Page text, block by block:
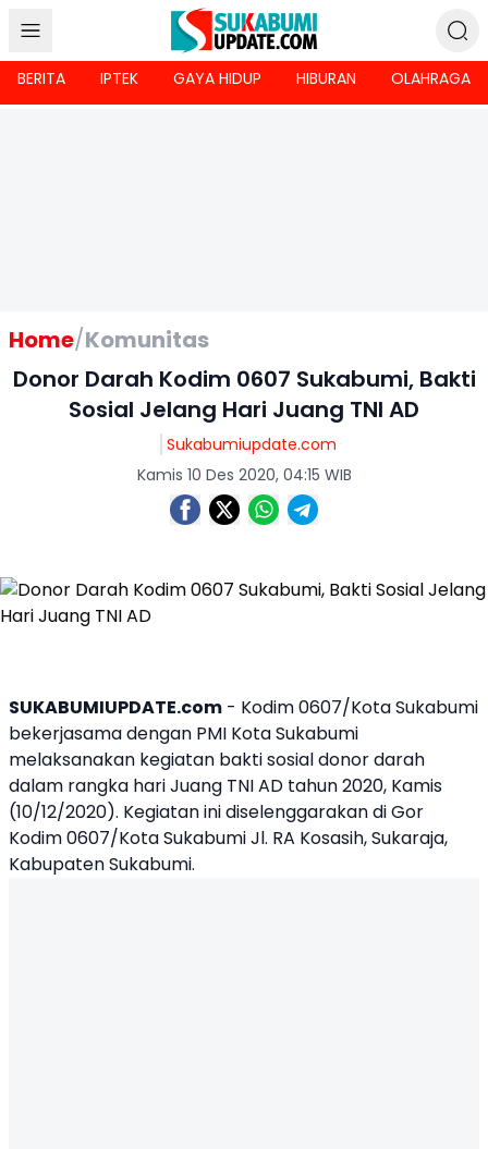
BERITA IPTEK GAYA HIDUP HIBURAN OLAHRAGA
Home/Komunitas
Donor Darah Kodim 0607 Sukabumi, Bakti
Sosial Jelang Hari Juang TNI AD
Sukabumiupdate.com
Kamis 10 Des 2020, 04:15 WIB
SUKABUMIUPDATE.com - Kodim 0607/Kota Sukabumi
bekerjasama dengan PMI Kota Sukabumi
melaksanakan kegiatan bakti sosial donor darah
dalam rangka hari Juang TNI AD tahun 2020, Kamis
(10/12/2020). Kegiatan ini diselenggarakan di Gor
Kodim 0607/Kota Sukabumi Jl. RA Kosasih, Sukaraja,
Kabupaten Sukabumi.